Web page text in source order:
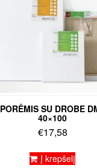
PORĖMIS SU DROBE
40×100
€17,58
Į krepšelį